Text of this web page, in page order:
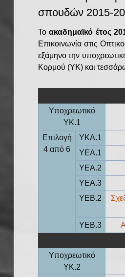
σπουδών 2015-
Toακαδημαϊκό έτος
Επικοινωνία στις
εξάμηνο την
Κορμού (ΥΚ) και
Υποχρεωτικό
YK.1
Επιλογή
4 από 6
YKA.1
YEA.1
YEA.2
YEA.3
YEB.2
YEB.3
Υποχρεωτικό
YK.2